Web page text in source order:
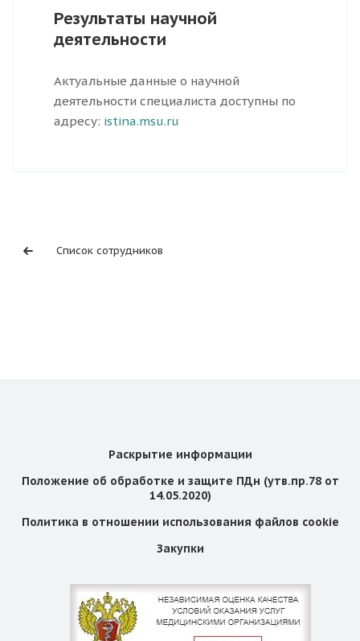
Результаты научной
деятельности
Актуальные данные о научной
деятельности специалиста доступны по
адресу: istina.msu.ru
Список сотрудников
Раскрытие информации
Положение об обработке и защите ПДн (утв.пр.78 от
14.05.2020)
Политика в отношении использования файлов cookie
Закупки